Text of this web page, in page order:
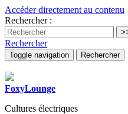
Accéder directement au contenu
Rechercher :
Rechercher
Toggle navigation Rechercher
FoxyLounge
Cultures électriques